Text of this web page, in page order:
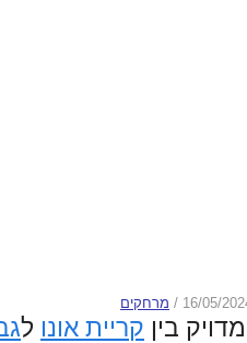
/ מרחקים
בין קריית אונו ל